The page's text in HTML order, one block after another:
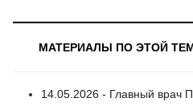
МАТЕРИАЛЫ ПО ЭТОЙ
14.05.2026 - Главный врач